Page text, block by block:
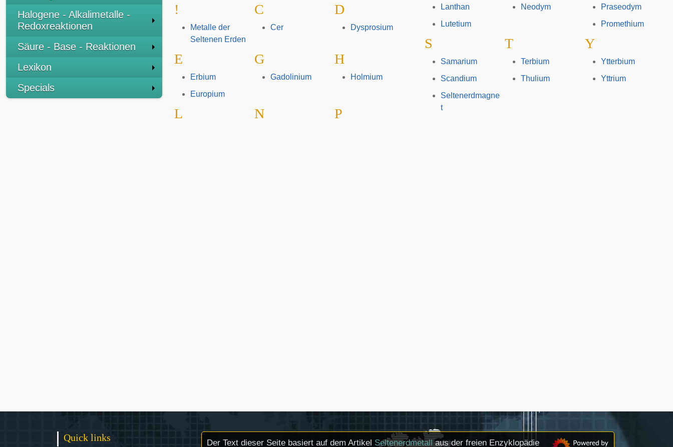
Halogene - Alkalimetalle -
Redoxreaktionen
Säure - Base - Reaktionen
Lexikon
Specials
!
Metalle der
Seltenen Erden
C
Cer
D
Dysprosium
E
Erbium
Europium
G
Gadolinium
H
Holmium
L
Lanthan
Lutetium
N
Neodym
P
Praseodym
Promethium
S
Samarium
Scandium
Seltenerdmagne
t
T
Terbium
Thulium
Y
Ytterbium
Yttrium
Quick links Der Text dieser Seite basiert auf dem Artikel Seltenerdmetallaus der freien Enzyklopädie